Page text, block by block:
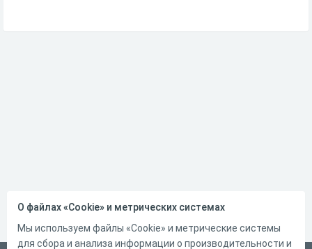
О файлах «Cookie» и метрических системах
Мы используем файлы «Cookie» и метрические системы
для сбора и анализа информации о производительности и